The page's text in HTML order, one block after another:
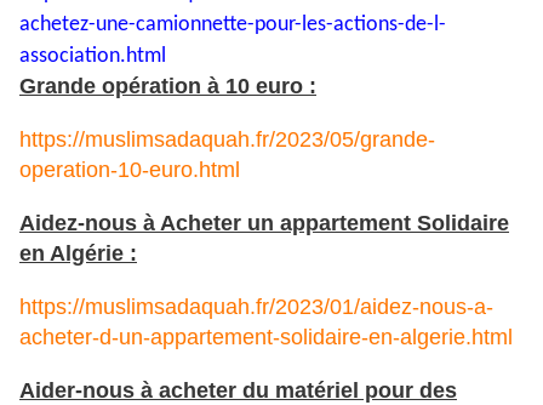
achetez-une-camionnette-pour-les-actions-de-l-
association.html
Grande opération à 10 euro :
https://muslimsadaquah.fr/2023/05/grande-
operation-10-euro.html
Aidez-nous à Acheter un appartement Solidaire
en Algérie :
https://muslimsadaquah.fr/2023/01/aidez-nous-a-
acheter-d-un-appartement-solidaire-en-algerie.html
Aider-nous à acheter du matériel pour des